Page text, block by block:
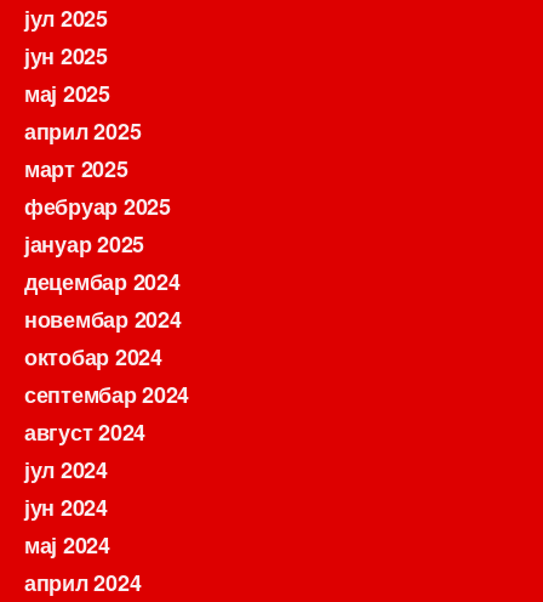
јул 2025
јун 2025
мај 2025
април 2025
март 2025
фебруар 2025
јануар 2025
децембар 2024
новембар 2024
октобар 2024
септембар 2024
август 2024
јул 2024
јун 2024
мај 2024
април 2024